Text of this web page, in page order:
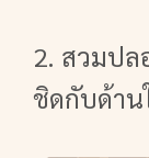
2. สวมป
ชิดกับด้า